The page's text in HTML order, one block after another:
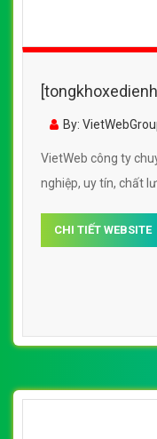
Lan Anh đẹp,
By:
VietWeb công ty
nghiệp, uy tín, chất
CHI TIẾT WEBSITE